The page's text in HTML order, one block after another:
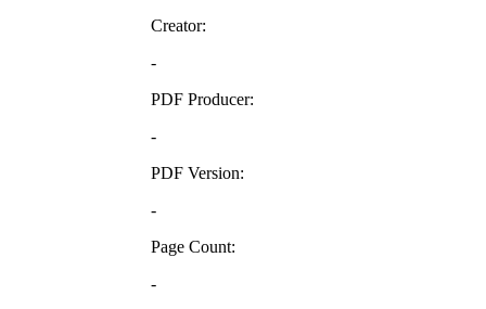
Creator:
-
PDF Producer:
-
PDF Version:
-
Page Count:
-